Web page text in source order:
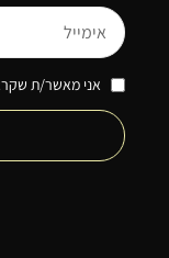
אני מאשר/ת